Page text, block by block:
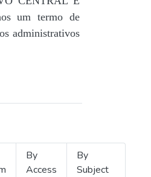
um termo de
administrativos
By
Access
By
Subject